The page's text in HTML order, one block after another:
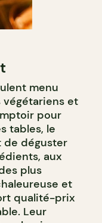
menu
et
pour
tables, le
déguster
aux
plus
et
qualité-prix
Leur